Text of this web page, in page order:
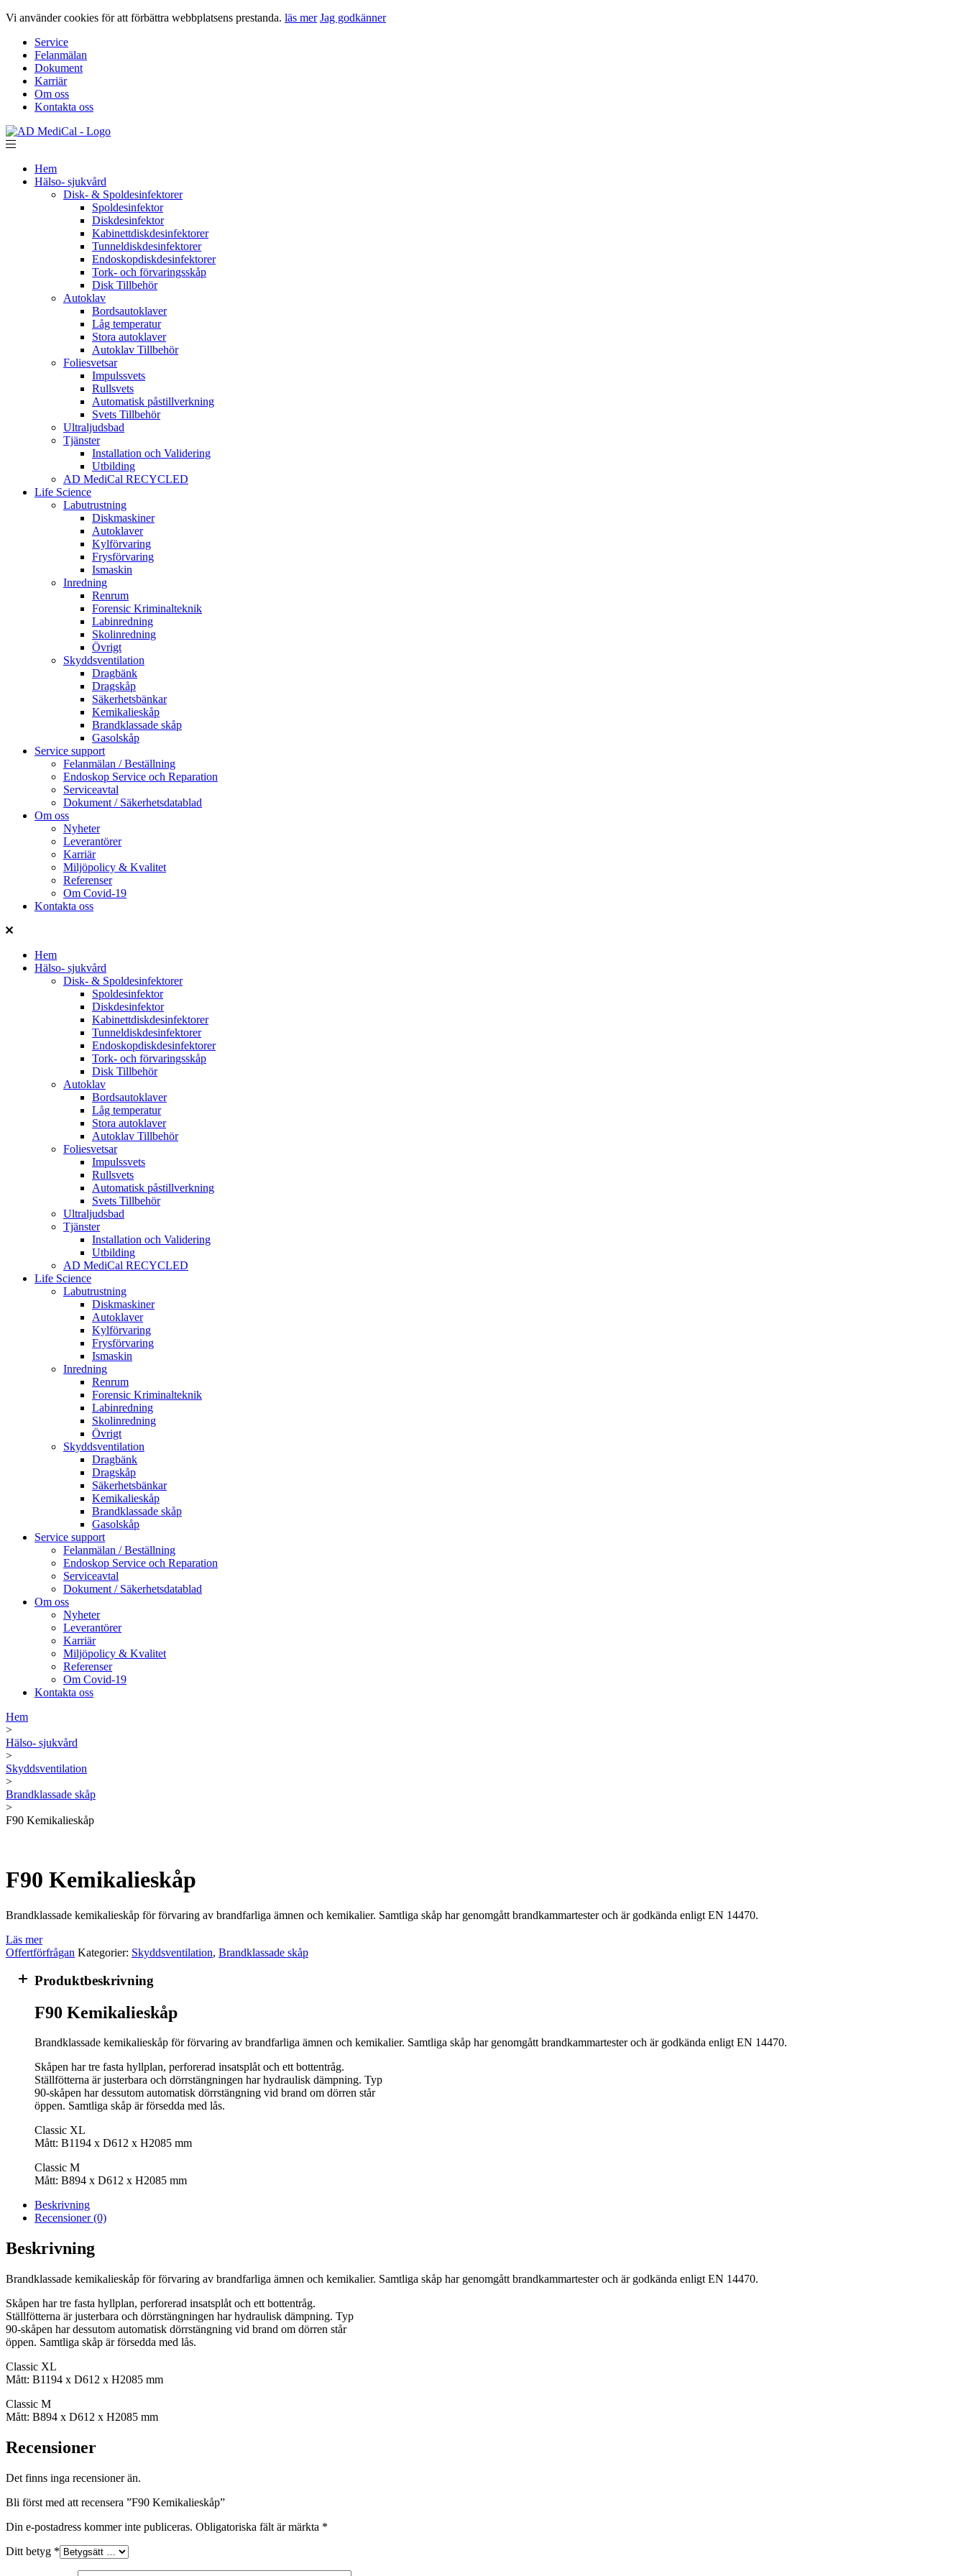
Vi använder cookies för att förbättra webbplatsens prestanda. läs mer Jag godkänner
Service
Felanmälan
Dokument
Karriär
Om oss
Kontakta oss
Hem
Hälso- sjukvård
Disk- & Spoldesinfektorer
Spoldesinfektor
Diskdesinfektor
Kabinettdiskdesinfektorer
Tunneldiskdesinfektorer
Endoskopdiskdesinfektorer
Tork- och förvaringsskåp
Disk Tillbehör
Autoklav
Bordsautoklaver
Låg temperatur
Stora autoklaver
Autoklav Tillbehör
Foliesvetsar
Impulssvets
Rullsvets
Automatisk påstillverkning
Svets Tillbehör
Ultraljudsbad
Tjänster
Installation och Validering
Utbilding
AD MediCal RECYCLED
Life Science
Labutrustning
Diskmaskiner
Autoklaver
Kylförvaring
Frysförvaring
Ismaskin
Inredning
Renrum
Forensic Kriminalteknik
Labinredning
Skolinredning
Övrigt
Skyddsventilation
Dragbänk
Dragskåp
Säkerhetsbänkar
Kemikalieskåp
Brandklassade skåp
Gasolskåp
Service support
Felanmälan / Beställning
Endoskop Service och Reparation
Serviceavtal
Dokument / Säkerhetsdatablad
Om oss
Nyheter
Leverantörer
Karriär
Miljöpolicy & Kvalitet
Referenser
Om Covid-19
Kontakta oss
Hem
Hälso- sjukvård
Disk- & Spoldesinfektorer
Spoldesinfektor
Diskdesinfektor
Kabinettdiskdesinfektorer
Tunneldiskdesinfektorer
Endoskopdiskdesinfektorer
Tork- och förvaringsskåp
Disk Tillbehör
Autoklav
Bordsautoklaver
Låg temperatur
Stora autoklaver
Autoklav Tillbehör
Foliesvetsar
Impulssvets
Rullsvets
Automatisk påstillverkning
Svets Tillbehör
Ultraljudsbad
Tjänster
Installation och Validering
Utbilding
AD MediCal RECYCLED
Life Science
Labutrustning
Diskmaskiner
Autoklaver
Kylförvaring
Frysförvaring
Ismaskin
Inredning
Renrum
Forensic Kriminalteknik
Labinredning
Skolinredning
Övrigt
Skyddsventilation
Dragbänk
Dragskåp
Säkerhetsbänkar
Kemikalieskåp
Brandklassade skåp
Gasolskåp
Service support
Felanmälan / Beställning
Endoskop Service och Reparation
Serviceavtal
Dokument / Säkerhetsdatablad
Om oss
Nyheter
Leverantörer
Karriär
Miljöpolicy & Kvalitet
Referenser
Om Covid-19
Kontakta oss
Hem
>
Hälso- sjukvård
>
Skyddsventilation
>
Brandklassade skåp
>
F90 Kemikalieskåp
F90 Kemikalieskåp
Brandklassade kemikalieskåp för förvaring av brandfarliga ämnen och kemikalier. Samtliga skåp har genomgått brandkammartester och är godkända enligt EN 14470.
Läs mer
Offertförfrågan Kategorier: Skyddsventilation, Brandklassade skåp
Produktbeskrivning
F90 Kemikalieskåp
Brandklassade kemikalieskåp för förvaring av brandfarliga ämnen och kemikalier. Samtliga skåp har genomgått brandkammartester och är godkända enligt EN 14470.
Skåpen har tre fasta hyllplan, perforerad insatsplåt och ett bottentråg.
Ställfötterna är justerbara och dörrstängningen har hydraulisk dämpning. Typ
90-skåpen har dessutom automatisk dörrstängning vid brand om dörren står
öppen. Samtliga skåp är försedda med lås.
Classic XL
Mått: B1194 x D612 x H2085 mm
Classic M
Mått: B894 x D612 x H2085 mm
Beskrivning
Recensioner (0)
Beskrivning
Brandklassade kemikalieskåp för förvaring av brandfarliga ämnen och kemikalier. Samtliga skåp har genomgått brandkammartester och är godkända enligt EN 14470.
Skåpen har tre fasta hyllplan, perforerad insatsplåt och ett bottentråg.
Ställfötterna är justerbara och dörrstängningen har hydraulisk dämpning. Typ
90-skåpen har dessutom automatisk dörrstängning vid brand om dörren står
öppen. Samtliga skåp är försedda med lås.
Classic XL
Mått: B1194 x D612 x H2085 mm
Classic M
Mått: B894 x D612 x H2085 mm
Recensioner
Det finns inga recensioner än.
Bli först med att recensera ”F90 Kemikalieskåp”
Din e-postadress kommer inte publiceras. Obligatoriska fält är märkta *
Ditt betyg *